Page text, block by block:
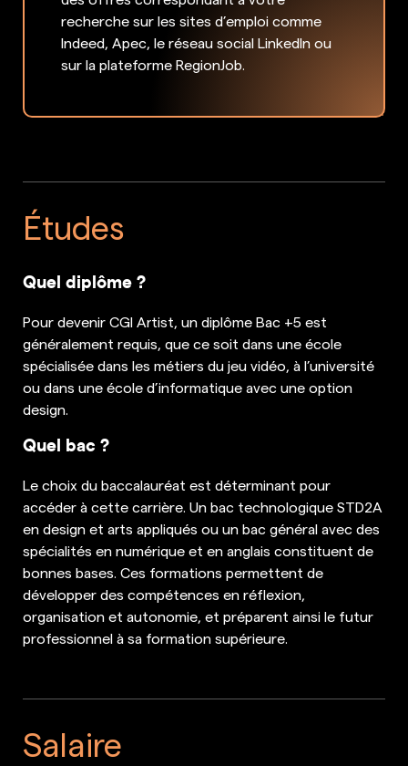
recherche sur les sites d’emploi comme
Indeed, Apec, le réseau social LinkedIn ou
sur la plateforme RegionJob.
Études
Quel diplôme ?
Pour devenir CGI Artist, un diplôme Bac +5 est
généralement requis, que ce soit dans une école
spécialisée dans les métiers du jeu vidéo, à l’université
ou dans une école d’informatique avec une option
design.
Quel bac ?
Le choix du baccalauréat est déterminant pour
accéder à cette carrière. Un bac technologique STD2A
en design et arts appliqués ou un bac général avec des
spécialités en numérique et en anglais constituent de
bonnes bases. Ces formations permettent de
développer des compétences en réflexion,
organisation et autonomie, et préparent ainsi le futur
professionnel à sa formation supérieure.
Salaire